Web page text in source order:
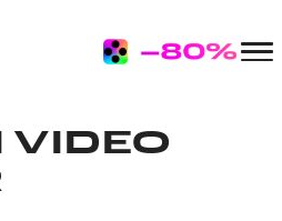
VIDEO